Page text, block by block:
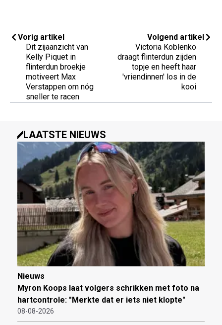
Vorig artikel
Dit zijaanzicht van
Kelly Piquet in
flinterdun broekje
motiveert Max
Verstappen om nóg
sneller te racen
Volgend artikel
Victoria Koblenko
draagt flinterdun zijden
topje en heeft haar
'vriendinnen' los in de
kooi
LAATSTE NIEUWS
Nieuws
Myron Koops laat volgers schrikken met foto na
hartcontrole: "Merkte dat er iets niet klopte"
08-08-2026